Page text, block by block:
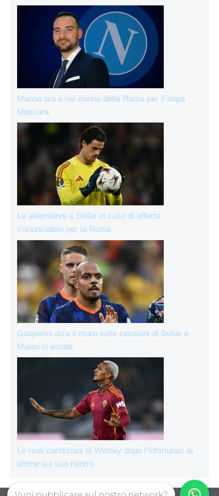
Manna ora è nel mirino della Roma per il dopo
Massara
Le alternative a Svilar in caso di offerta
irrinunciabile per la Roma
Gasperini alza il muro sulle cessioni di Svilar e
Malen in estate
Le reali condizioni di Wesley dopo l’infortunio: le
ultime sul suo rientro